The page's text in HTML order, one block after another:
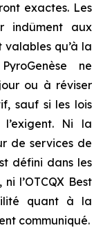
exactes. Les
indûment aux
valables qu’à la
ne
ou à réviser
sauf si les lois
Ni la
de services de
défini dans les
l’OTCQX Best
quant à la
communiqué.